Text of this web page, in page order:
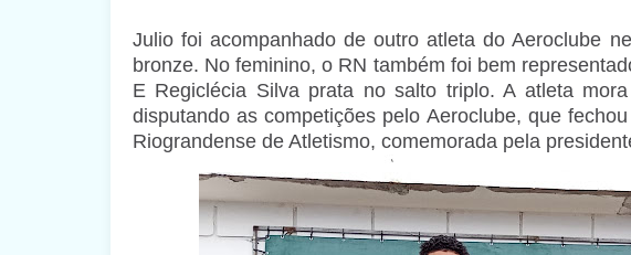
Julio foi acompanhado de outro atleta do Aeroclube
bronze. No feminino, o RN também foi bem
E Regiclécia Silva prata no salto triplo. A atleta
disputando as competições pelo Aeroclube, que
Riograndense de Atletismo, comemorada pela